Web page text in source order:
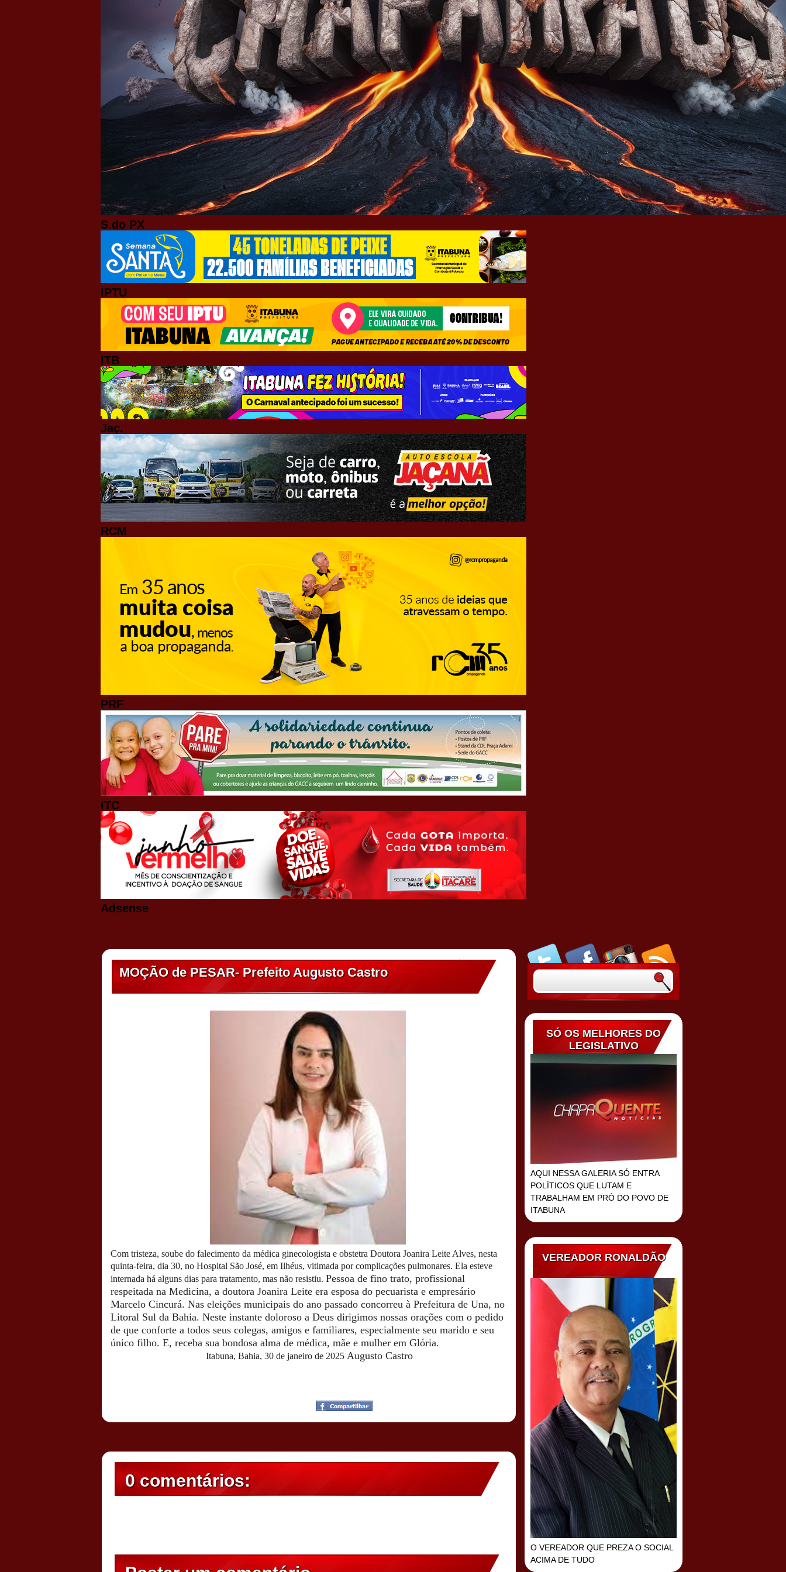
S.do PX
IPTU
ITB
Jaç.
RCM
PRF
ITC
Adsense
MOÇÃO de PESAR- Prefeito Augusto Castro
Com tristeza, soube do falecimento da médica ginecologista e obstetra Doutora Joanira Leite Alves, nesta
quinta-feira, dia 30, no Hospital São José, em Ilhéus, vitimada por complicações pulmonares. Ela esteve
internada há alguns dias para tratamento, mas não resistiu. Pessoa de fino trato, profissional
respeitada na Medicina, a doutora Joanira Leite era esposa do pecuarista e empresário
Marcelo Cincurá. Nas eleições municipais do ano passado concorreu à Prefeitura de Una, no
Litoral Sul da Bahia. Neste instante doloroso a Deus dirigimos nossas orações com o pedido
de que conforte a todos seus colegas, amigos e familiares, especialmente seu marido e seu
único filho. E, receba sua bondosa alma de médica, mãe e mulher em Glória.
Itabuna, Bahia, 30 de janeiro de 2025 Augusto Castro
0 comentários:
SÓ OS MELHORES DO
LEGISLATIVO
AQUI NESSA GALERIA SÓ ENTRA
POLÍTICOS QUE LUTAM E
TRABALHAM EM PRÓ DO POVO DE
ITABUNA
VEREADOR RONALDÃO
O VEREADOR QUE PREZA O SOCIAL
ACIMA DE TUDO